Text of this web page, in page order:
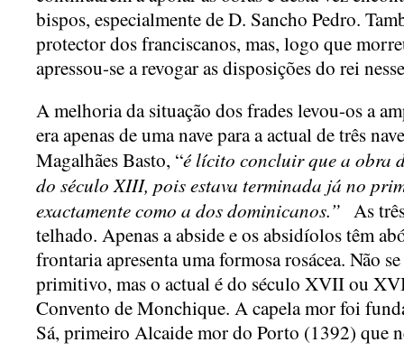
bispos, especialmente de D. Sancho Pedro.
protector dos franciscanos, mas, logo que
apressou-se a revogar as disposições do rei
A melhoria da situação dos frades levou-os a
era apenas de uma nave para a actual de três
Magalhães Basto, “é lícito concluir que a obra
do século XIII, pois estava terminada já no
exactamente como a dos dominicanos.” As
telhado. Apenas a abside e os absidíolos têm
frontaria apresenta uma formosa rosácea. Não
primitivo, mas o actual é do século XVII ou
Convento de Monchique. A capela mor foi
Sá, primeiro Alcaide mor do Porto (1392) que